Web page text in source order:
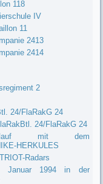
118
IV
11
2413
2414
2
24/FlaRakG 24
24/FlaRakG 24
mit dem
HERKULES
Radars
Januar 1994 in der